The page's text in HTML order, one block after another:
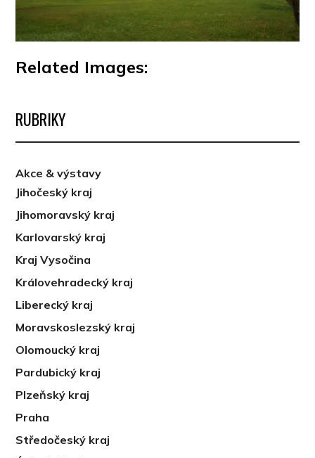
Related Images:
RUBRIKY
Akce & výstavy
Jihočeský kraj
Jihomoravský kraj
Karlovarský kraj
Kraj Vysočina
Královehradecký kraj
Liberecký kraj
Moravskoslezský kraj
Olomoucký kraj
Pardubický kraj
Plzeňský kraj
Praha
Středočeský kraj